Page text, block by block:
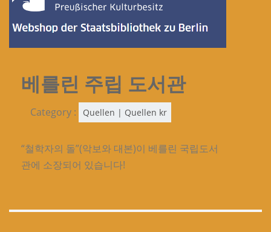
베를린 주립 도서관
Category : Quellen | Quellen kr
“철학자의 돌”(악보와 대본)이 베를린 국립도서
관에 소장되어 있습니다!